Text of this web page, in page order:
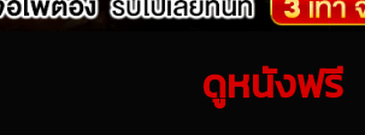
ดูหนังฟรี